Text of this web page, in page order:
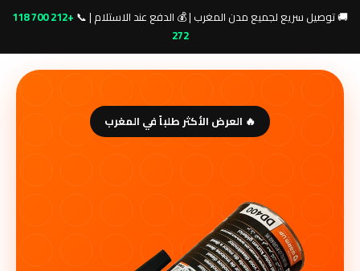
🚚 توصيل سريع لجميع مدن المغرب | 💰 الدفع عند الاستلام | 📞
+212 700 118
272
🔥 العرض الأكثر طلباً في المغرب